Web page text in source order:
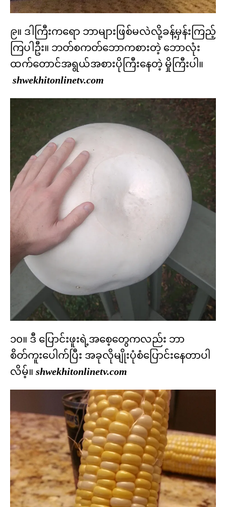
၉။ ဒါကြီးကရော ဘာများဖြစ်မလဲလို့ခန့်မှန်းကြည့်
ကြပါဦး။ ဘတ်စကတ်ဘောကစားတဲ့ ဘောလုံး
ထက်တောင်အရွယ်အစားပိုကြီးနေတဲ့ မှိုကြီးပါ။
shwekhitonlinetv.com
၁၀။ ဒီ ပြောင်းဖူးရဲ့အစေ့တွေကလည်း ဘာ
စိတ်ကူးပေါက်ပြီး အခုလိုမျိုးပုံစံပြောင်းနေတာပါ
လိမ့်။ shwekhitonlinetv.com